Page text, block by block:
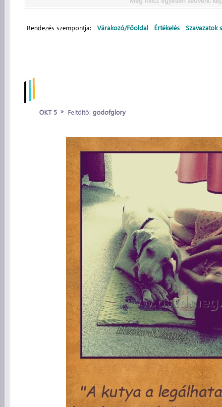
Rendezés szempontja: Várakozó/Főoldal Értékelés Szavazatok
OKT 5 » Feltöltő: godofglory